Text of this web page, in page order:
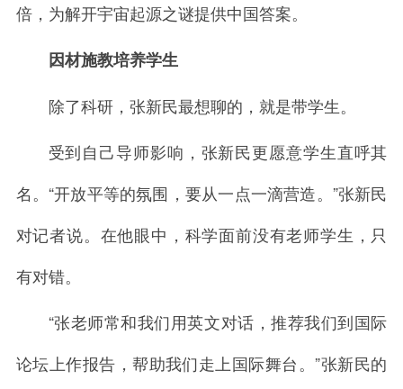
倍，为解开宇宙起源之谜提供中国答案。
因材施教培养学生
除了科研，张新民最想聊的，就是带学生。
受到自己导师影响，张新民更愿意学生直呼其
名。“开放平等的氛围，要从一点一滴营造。”张新民
对记者说。在他眼中，科学面前没有老师学生，只
有对错。
“张老师常和我们用英文对话，推荐我们到国际
论坛上作报告，帮助我们走上国际舞台。”张新民的